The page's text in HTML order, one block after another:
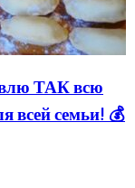
ТАК всю
всей семьи! 💰